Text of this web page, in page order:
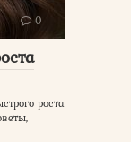
0
роста